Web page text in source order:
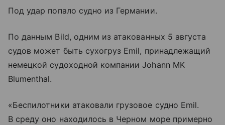
Под удар попало судно из Германии.
По данным Bild, одним из атакованных 5 августа
судов может быть сухогруз Emil, принадлежащий
немецкой судоходной компании Johann MK
Blumenthal.
«Беспилотники атаковали грузовое судно Emil.
В среду оно находилось в Черном море примерно